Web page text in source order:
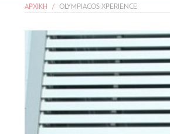
ΑΡΧΙΚΗ OLYMPIACOS XPERIENCE